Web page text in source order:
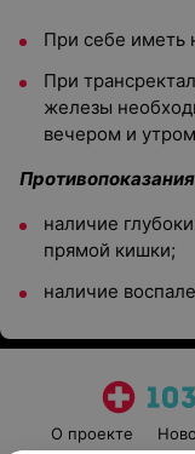
При себе иметь
При
железы
вечером и
наличие
прямой кишки;
наличие
О проекте